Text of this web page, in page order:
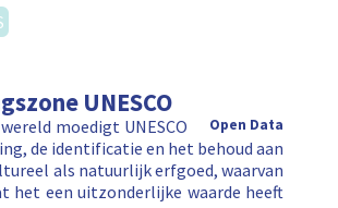
UNESCO
Open Data
moedigt UNESCO
de identificatie en het behoud aan
als natuurlijk erfgoed, waarvan
het een uitzonderlijke waarde heeft